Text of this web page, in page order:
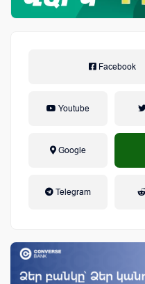
Facebook
Youtube
Google
Telegram